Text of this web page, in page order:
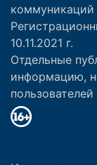
10.11.2021 г.
Отдельные
информацию,